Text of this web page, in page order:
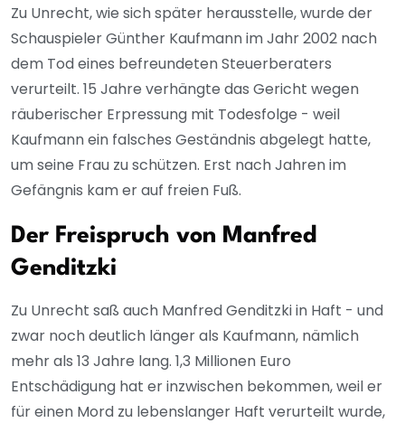
Zu Unrecht, wie sich später herausstelle, wurde der
Schauspieler Günther Kaufmann im Jahr 2002 nach
dem Tod eines befreundeten Steuerberaters
verurteilt. 15 Jahre verhängte das Gericht wegen
räuberischer Erpressung mit Todesfolge - weil
Kaufmann ein falsches Geständnis abgelegt hatte,
um seine Frau zu schützen. Erst nach Jahren im
Gefängnis kam er auf freien Fuß.
Der Freispruch von Manfred
Genditzki
Zu Unrecht saß auch Manfred Genditzki in Haft - und
zwar noch deutlich länger als Kaufmann, nämlich
mehr als 13 Jahre lang. 1,3 Millionen Euro
Entschädigung hat er inzwischen bekommen, weil er
für einen Mord zu lebenslanger Haft verurteilt wurde,